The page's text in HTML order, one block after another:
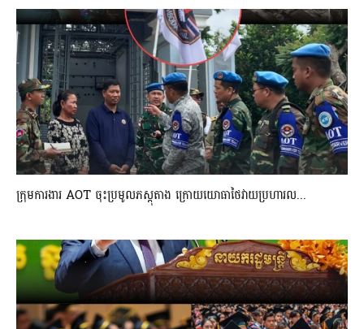
ក្រុមការងារ AOT ចុះប្រមូលភស្តុតាង ក្រោយយោធាថៃវាយប្រហារល...